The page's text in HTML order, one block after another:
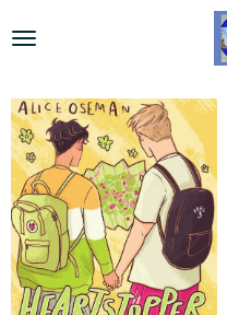
direct
de
hoofdinhoud